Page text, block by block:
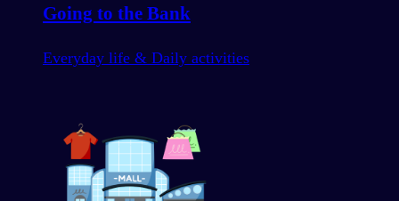
Going to the Bank
Everyday life & Daily activities